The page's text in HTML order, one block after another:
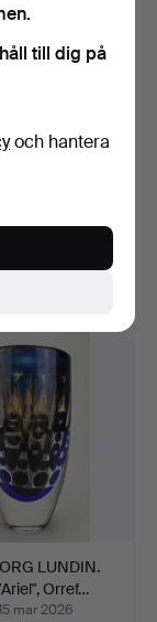
mar 2026
LUNDIN.
Orref…
mar 2026
till dig på
och hantera